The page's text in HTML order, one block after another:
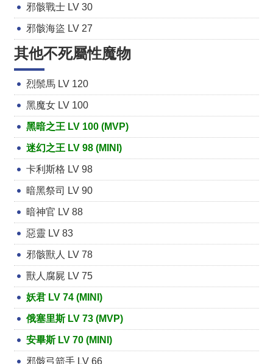
邪骸戰士 LV 30
邪骸海盜 LV 27
其他不死屬性魔物
烈鬃馬 LV 120
黑魔女 LV 100
黑暗之王 LV 100 (MVP)
迷幻之王 LV 98 (MINI)
卡利斯格 LV 98
暗黑祭司 LV 90
暗神官 LV 88
惡靈 LV 83
邪骸獸人 LV 78
獸人腐屍 LV 75
妖君 LV 74 (MINI)
俄塞里斯 LV 73 (MVP)
安畢斯 LV 70 (MINI)
邪骸弓箭手 LV 66